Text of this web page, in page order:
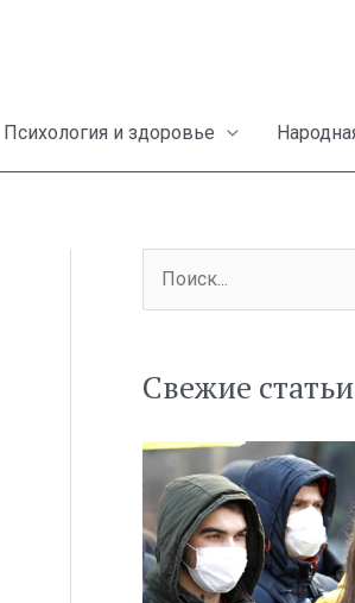
Психология и здоровье
о
с
:
Свежие статьи